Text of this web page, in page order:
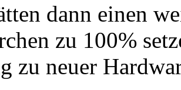
dann einen
zu 100%
zu neuer